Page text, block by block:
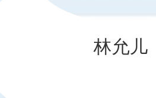
林允儿